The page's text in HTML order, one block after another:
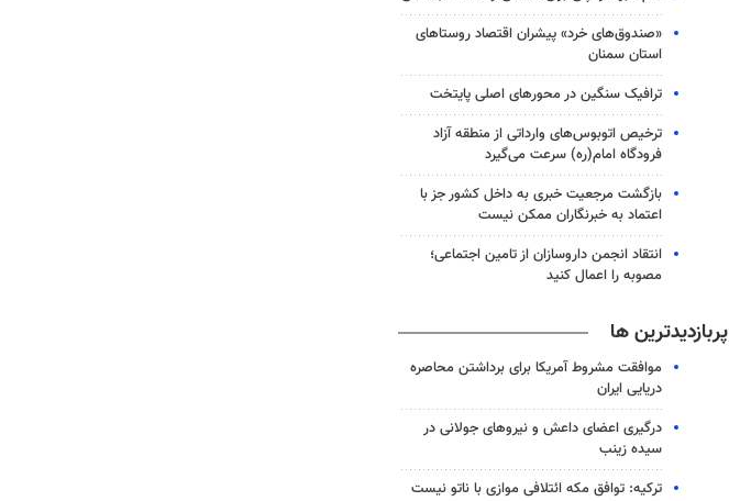
«صندوق‌های خرد» پیشران اقتصاد روستاهای
استان سمنان
ترافیک سنگین در محورهای اصلی پایتخت
ترخیص اتوبوس‌های وارداتی از منطقه آزاد
فرودگاه امام(ره) سرعت می‌گیرد
بازگشت مرجعیت خبری به داخل کشور جز با
اعتماد به خبرنگاران ممکن نیست
انتقاد انجمن داروسازان از تامین اجتماعی؛
مصوبه را اعمال کنید
پربازدیدترین ها
موافقت مشروط آمریکا برای برداشتن محاصره
دریایی ایران
درگیری اعضای داعش و نیروهای جولانی در
سیده زینب
ترکیه: توافق مکه ائتلافی موازی با ناتو نیست